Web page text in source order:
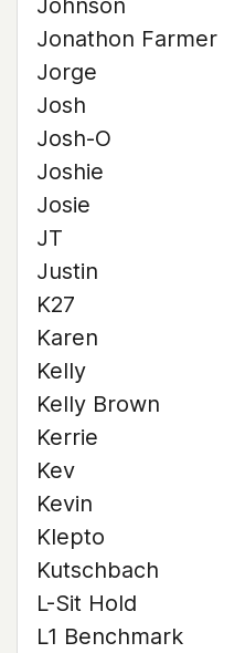
Johnson
Jonathon Farmer
Jorge
Josh
Josh-O
Joshie
Josie
JT
Justin
K27
Karen
Kelly
Kelly Brown
Kerrie
Kev
Kevin
Klepto
Kutschbach
L-Sit Hold
L1 Benchmark